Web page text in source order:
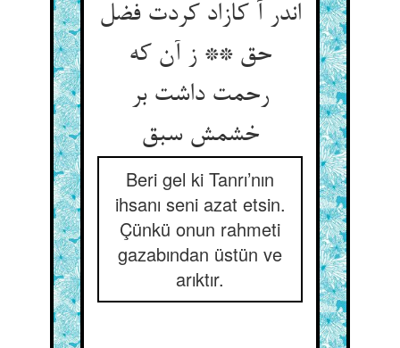
اندر آ کازاد کردت فضل
حق ** ز آن که
رحمت داشت بر
Beri gel ki Tanrı’nın
ihsanı seni azat etsin.
Çünkü onun rahmeti
gazabından üstün ve
arıktır.